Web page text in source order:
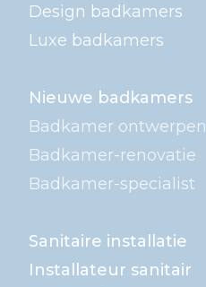
Design badkamers
Luxe badkamers
Nieuwe badkamers
Badkamer ontwerpen
Badkamer-renovatie
Badkamer-specialist
Sanitaire installatie
Installateur sanitair